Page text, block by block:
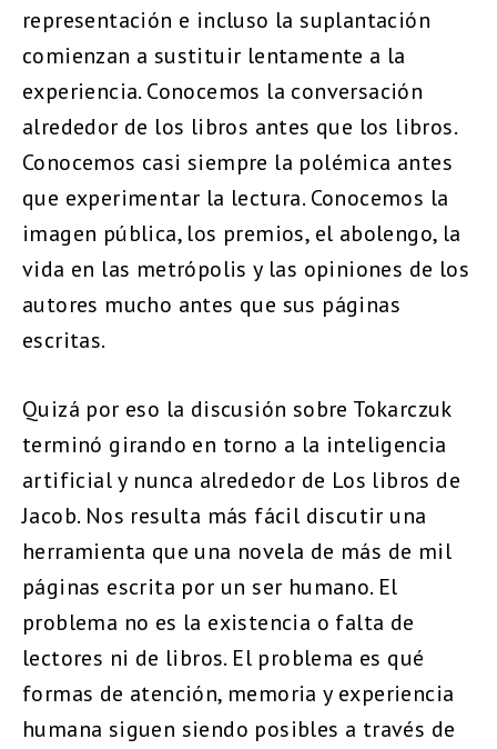
representación e incluso la suplantación
comienzan a sustituir lentamente a la
experiencia. Conocemos la conversación
alrededor de los libros antes que los libros.
Conocemos casi siempre la polémica antes
que experimentar la lectura. Conocemos la
imagen pública, los premios, el abolengo, la
vida en las metrópolis y las opiniones de los
autores mucho antes que sus páginas
escritas.
Quizá por eso la discusión sobre Tokarczuk
terminó girando en torno a la inteligencia
artificial y nunca alrededor de Los libros de
Jacob. Nos resulta más fácil discutir una
herramienta que una novela de más de mil
páginas escrita por un ser humano. El
problema no es la existencia o falta de
lectores ni de libros. El problema es qué
formas de atención, memoria y experiencia
humana siguen siendo posibles a través de